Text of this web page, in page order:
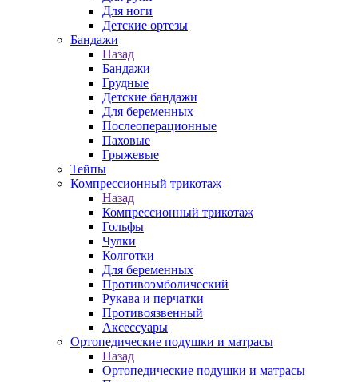
Для ноги
Детские ортезы
Бандажи
Назад
Бандажи
Грудные
Детские бандажи
Для беременных
Послеоперационные
Паховые
Грыжевые
Тейпы
Компрессионный трикотаж
Назад
Компрессионный трикотаж
Гольфы
Чулки
Колготки
Для беременных
Противоэмболический
Рукава и перчатки
Противоязвенный
Аксессуары
Ортопедические подушки и матрасы
Назад
Ортопедические подушки и матрасы